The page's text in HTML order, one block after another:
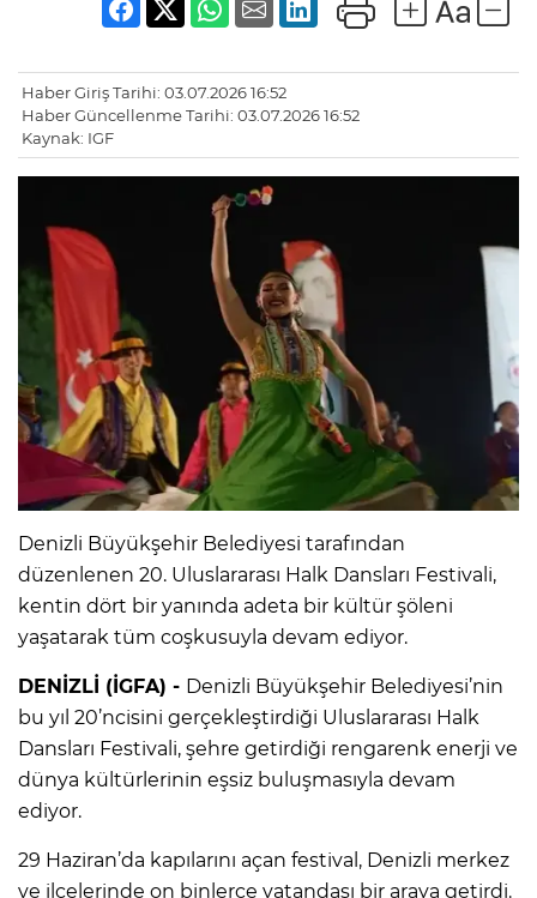
Haber Giriş Tarihi: 03.07.2026 16:52
Haber Güncellenme Tarihi: 03.07.2026 16:52
Kaynak: IGF
Denizli Büyükşehir Belediyesi tarafından
düzenlenen 20. Uluslararası Halk Dansları Festivali,
kentin dört bir yanında adeta bir kültür şöleni
yaşatarak tüm coşkusuyla devam ediyor.
DENİZLİ (İGFA) - Denizli Büyükşehir Belediyesi’nin
bu yıl 20’ncisini gerçekleştirdiği Uluslararası Halk
Dansları Festivali, şehre getirdiği rengarenk enerji ve
dünya kültürlerinin eşsiz buluşmasıyla devam
ediyor.
29 Haziran’da kapılarını açan festival, Denizli merkez
ve ilçelerinde on binlerce vatandaşı bir araya getirdi.